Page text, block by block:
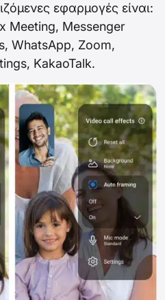
εφαρμογές είναι:
Meeting, Messenger
WhatsApp, Zoom,
KakaoTalk.